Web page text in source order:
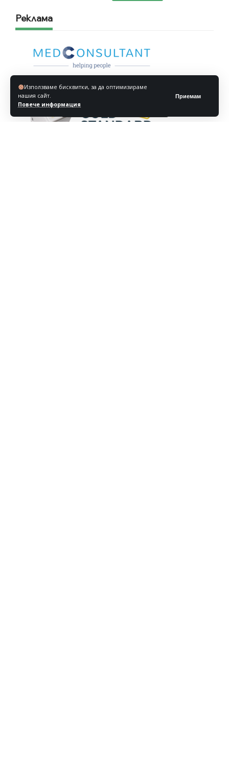
Използваме бисквитки, за да оптимизираме
нашия сайт.
Повече информация
Приемам
Реклама